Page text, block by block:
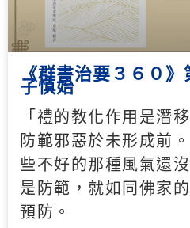
《群書治要３６０
子慎始
「禮的教化作用是潛
防範邪惡於未形成前
些不好的那種風氣還
是防範，就如同佛家
預防。